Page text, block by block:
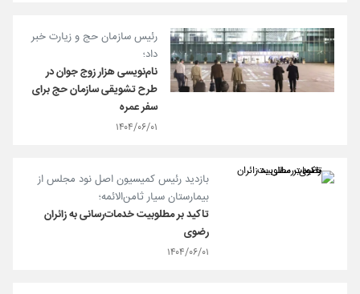
رئیس سازمان حج و زیارت خبر
داد؛
نام‌نویسی هزار زوج‌ جوان در
طرح تشویقی سازمان حج برای
سفر عمره
۱۴۰۴/۰۶/۰۱
بازدید رئیس کمیسیون اصل نود مجلس از
بیمارستان سیار ثامن‌الائمه؛
تاکید بر مطلوبیت خدمات‌رسانی به زائران
رضوی
۱۴۰۴/۰۶/۰۱